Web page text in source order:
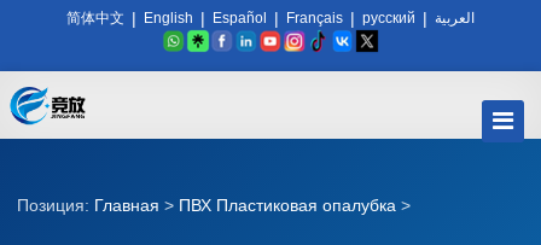
简体中文 | English | Español | Français | русский | العربية
Позиция: Главная > ПВХ Пластиковая опалубка >